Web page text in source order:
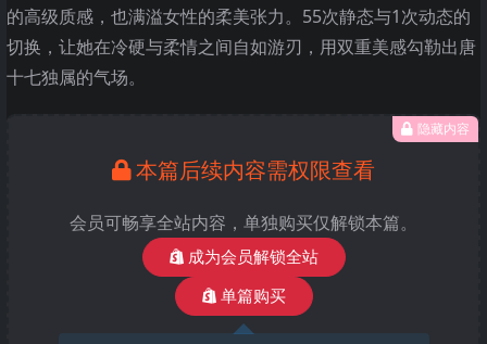
的高级质感，也满溢女性的柔美张力。55次静态与1次动态的
切换，让她在冷硬与柔情之间自如游刃，用双重美感勾勒出唐
十七独属的气场。
隐藏内容
本篇后续内容需权限查看
会员可畅享全站内容，单独购买仅解锁本篇。
成为会员解锁全站
单篇购买